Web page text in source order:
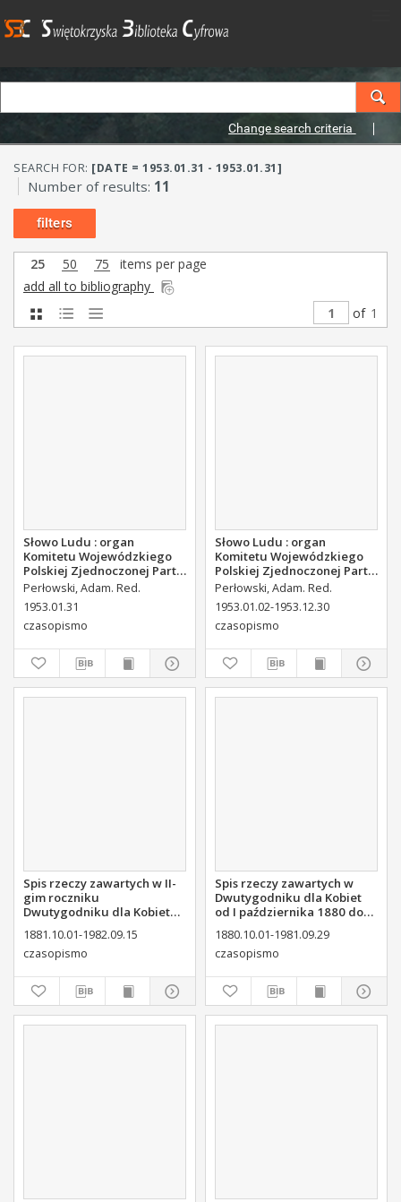
Change search criteria
SEARCH FOR: [DATE = 1953.01.31 - 1953.01.31]
Number of results: 11
filters
25 50 75
items per page
add all to bibliography
of 1
Słowo Ludu : organ
Komitetu Wojewódzkiego
Polskiej Zjednoczonej Partii
Robotniczej, 1953, R.5, nr 27
Perłowski, Adam. Red.
1953.01.31
czasopismo
Słowo Ludu : organ
Komitetu Wojewódzkiego
Polskiej Zjednoczonej Partii
Robotniczej, 1953, R.5, nr
158
Perłowski, Adam. Red.
1953.01.02-1953.12.30
czasopismo
Spis rzeczy zawartych w II-
gim roczniku
Dwutygodniku dla Kobiet
15. września 1882
1881.10.01-1982.09.15
czasopismo
Spis rzeczy zawartych w
Dwutygodniku dla Kobiet
od I października 1880 do
1880.10.01-1981.09.29
czasopismo